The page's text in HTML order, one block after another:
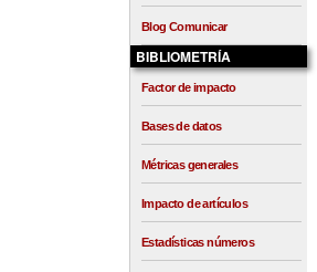
Blog Comunicar
BIBLIOMETRÍA
Factor de impacto
Bases de datos
Métricas generales
Impacto de artículos
Estadísticas números